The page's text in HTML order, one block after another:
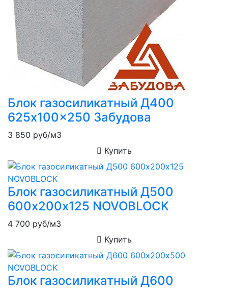
Блок газосиликатный Д400
625x100x250 Забудова
3 850 руб/м3
Купить
Блок газосиликатный Д500
600х200х125 NOVOBLOCK
4 700 руб/м3
Купить
Блок газосиликатный Д600